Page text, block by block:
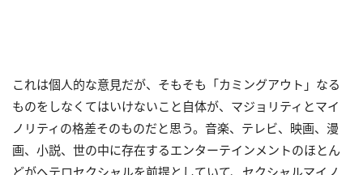
これは個人的な意見だが、そもそも「カミングアウト」なる
ものをしなくてはいけないこと自体が、マジョリティとマイ
ノリティの格差そのものだと思う。音楽、テレビ、映画、漫
画、小説、世の中に存在するエンターテインメントのほとん
どがヘテロセクシャルを前提としていて、セクシャルマイノ